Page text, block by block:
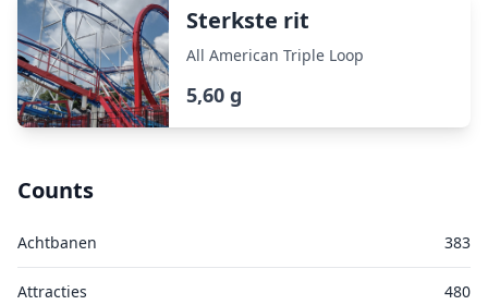
Sterkste rit
All American Triple Loop
5,60 g
Counts
Achtbanen 383
Attracties 480